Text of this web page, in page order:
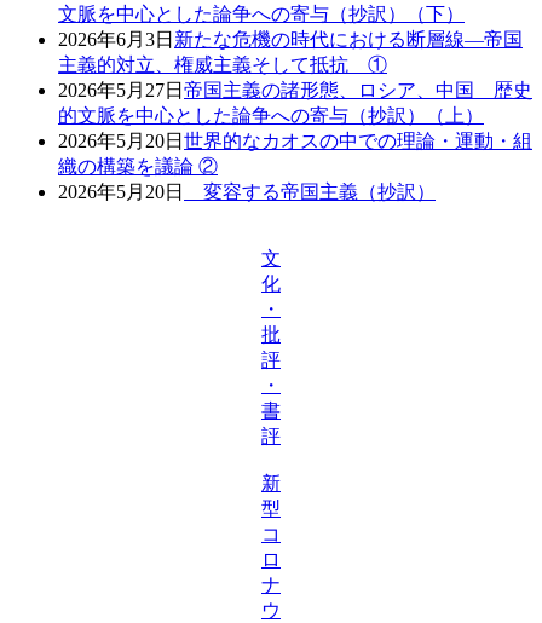
文脈を中心とした論争への寄与（抄訳）（下）
2026年6月3日 新たな危機の時代における断層線―帝国
主義的対立、権威主義そして抵抗 ①
2026年5月27日 帝国主義の諸形態、ロシア、中国 歴史
的文脈を中心とした論争への寄与（抄訳）（上）
2026年5月20日 世界的なカオスの中での理論・運動・組
織の構築を議論 ②
2026年5月20日
変容する帝国主義（抄訳）
文
化
・
批
評
・
書
評
新
型
コ
ロ
ナ
ウ